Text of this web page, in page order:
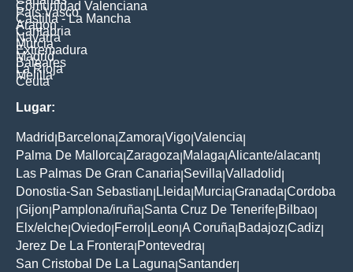
Comunidad Valenciana
Pais Vasco
Castilla - La Mancha
Aragon
Cantabria
Navarra
Murcia
Extremadura
Madrid
Baleares
La Rioja
Melilla
Ceuta
Lugar:
Madrid Barcelona Zamora Vigo Valencia
Palma De Mallorca Zaragoza Malaga Alicante/alacant|
Las Palmas De Gran Canaria Sevilla Valladolid
Donostia-San Sebastian Lleida Murcia Granada Cordoba
Gijon Pamplona/iruña Santa Cruz De Tenerife Bilbao
Elx/elche Oviedo Ferrol Leon A Coruña Badajoz Cadiz
Jerez De La Frontera Pontevedra
San Cristobal De La Laguna Santander